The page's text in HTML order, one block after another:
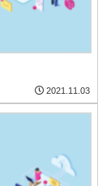
2021.11.03